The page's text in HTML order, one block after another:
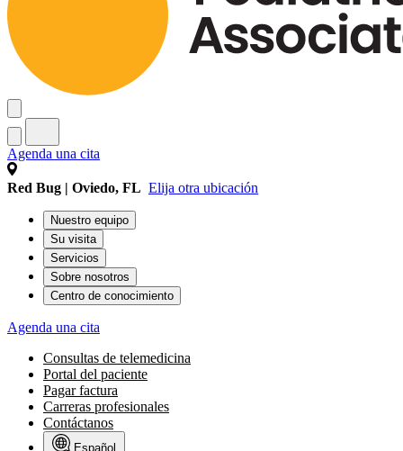
Agenda una cita
Red Bug | Oviedo, FL Elija otra ubicación
Nuestro equipo
Su visita
Servicios
Sobre nosotros
Centro de conocimiento
Agenda una cita
Consultas de telemedicina
Portal del paciente
Pagar factura
Carreras profesionales
Contáctanos
Español